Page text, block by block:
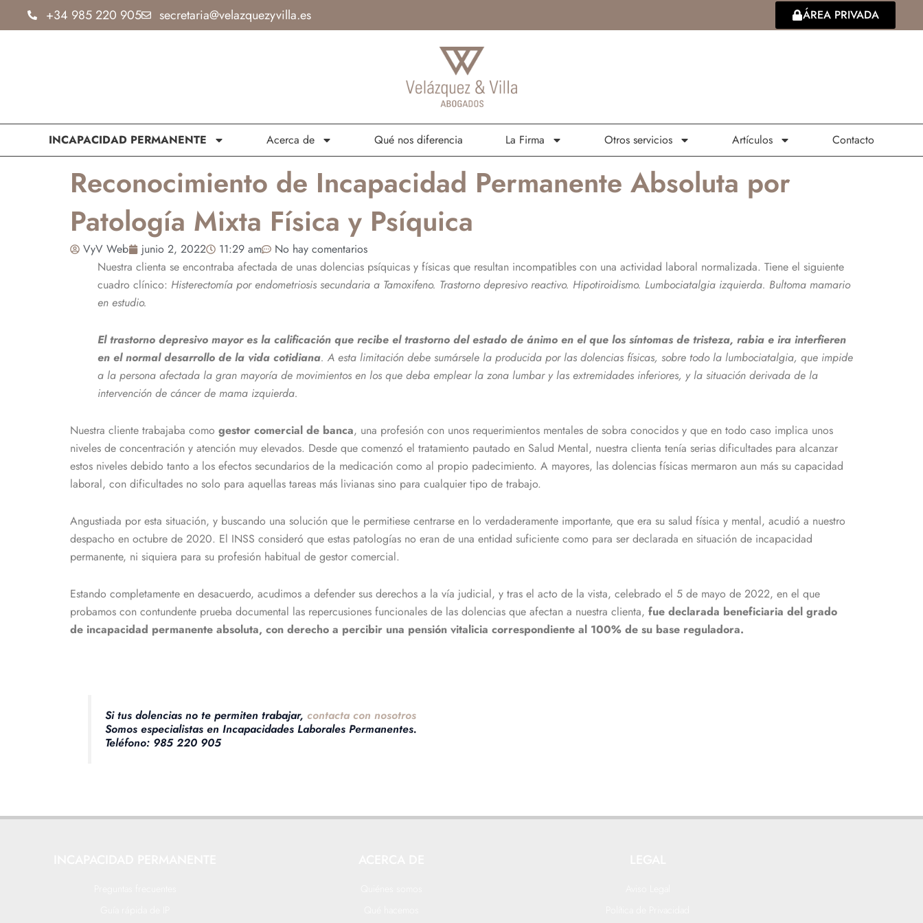
+34 985 220 905 secretaria@velazquezyvilla.es ÁREA PRIVADA
INCAPACIDAD PERMANENTE Acerca de Qué nos diferencia La Firma Otros servicios Artículos Contacto
Reconocimiento de Incapacidad Permanente Absoluta por
Patología Mixta Física y Psíquica
VyV Web junio 2, 2022 11:29 am
No hay comentarios
Nuestra clienta se encontraba afectada de unas dolencias psíquicas y físicas que resultan incompatibles con una actividad laboral normalizada. Tiene el siguiente
cuadro clínico: Histerectomía por endometriosis secundaria a Tamoxifeno. Trastorno depresivo reactivo. Hipotiroidismo. Lumbociatalgia izquierda. Bultoma mamario
en estudio.
El trastorno depresivo mayor es la calificación que recibe el trastorno del estado de ánimo en el que los síntomas de tristeza, rabia e ira interfieren
en el normal desarrollo de la vida cotidiana. A esta limitación debe sumársele la producida por las dolencias físicas, sobre todo la lumbociatalgia, que impide
a la persona afectada la gran mayoría de movimientos en los que deba emplear la zona lumbar y las extremidades inferiores, y la situación derivada de la
intervención de cáncer de mama izquierda.
Nuestra cliente trabajaba como gestor comercial de banca, una profesión con unos requerimientos mentales de sobra conocidos y que en todo caso implica unos
niveles de concentración y atención muy elevados. Desde que comenzó el tratamiento pautado en Salud Mental, nuestra clienta tenía serias dificultades para alcanzar
estos niveles debido tanto a los efectos secundarios de la medicación como al propio padecimiento. A mayores, las dolencias físicas mermaron aun más su capacidad
laboral, con dificultades no solo para aquellas tareas más livianas sino para cualquier tipo de trabajo.
Angustiada por esta situación, y buscando una solución que le permitiese centrarse en lo verdaderamente importante, que era su salud física y mental, acudió a nuestro
despacho en octubre de 2020. El INSS consideró que estas patologías no eran de una entidad suficiente como para ser declarada en situación de incapacidad
permanente, ni siquiera para su profesión habitual de gestor comercial.
Estando completamente en desacuerdo, acudimos a defender sus derechos a la vía judicial, y tras el acto de la vista, celebrado el 5 de mayo de 2022, en el que
probamos con contundente prueba documental las repercusiones funcionales de las dolencias que afectan a nuestra clienta, fue declarada beneficiaria del grado
de incapacidad permanente absoluta, con derecho a percibir una pensión vitalicia correspondiente al 100% de su base reguladora.
Si tus dolencias no te permiten trabajar,contacta con nosotros
Somos especialistas en Incapacidades Laborales Permanentes.
Teléfono: 985 220 905